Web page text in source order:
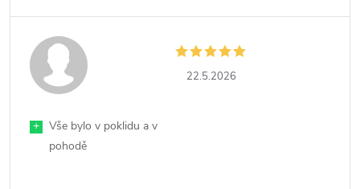
22.5.2026
+
Vše bylo v poklidu a v
pohodě